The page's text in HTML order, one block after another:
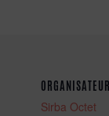
Sirba Octet